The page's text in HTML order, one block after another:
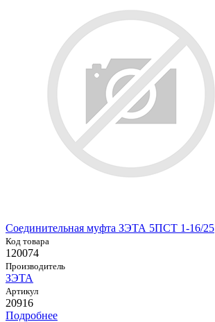
Соединительная муфта ЗЭТА 5ПСТ 1-16/25
Код товара
120074
Производитель
ЗЭТА
Артикул
20916
Подробнее